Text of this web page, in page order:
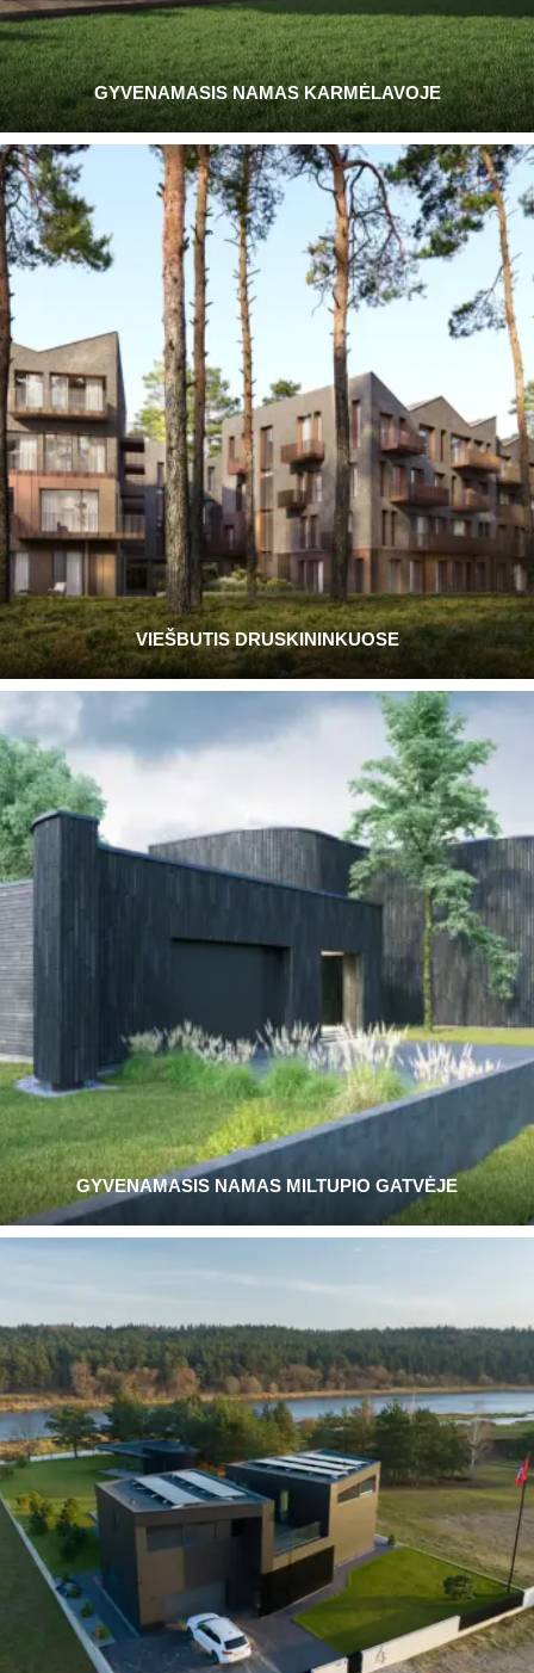
GYVENAMASIS NAMAS KARMĖLAVOJE
VIEŠBUTIS DRUSKININKUOSE
GYVENAMASIS NAMAS MILTUPIO GATVĖJE